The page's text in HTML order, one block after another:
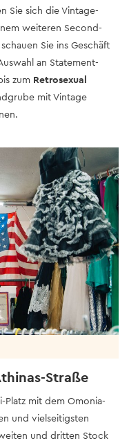
Sie sich die Vintage-
weiteren Second-
Sie ins Geschäft
an Statement-
zum Retrosexual
mit Vintage
Straße
Platz mit dem Omonia-
und vielseitigsten
und dritten Stock